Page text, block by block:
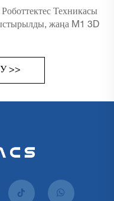
Техникасы
жаңа M1 3D
>>